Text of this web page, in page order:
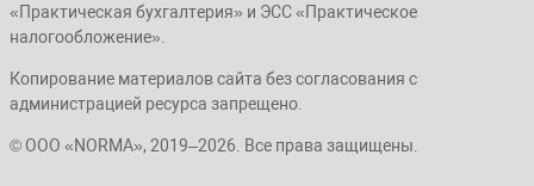
«Практическая бухгалтерия» и ЭСС «Практическое
налогообложение».
Копирование материалов сайта без согласования с
администрацией ресурса запрещено.
© ООО «NORMA», 2019–2026. Все права защищены.